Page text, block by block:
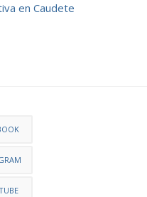
en Caudete